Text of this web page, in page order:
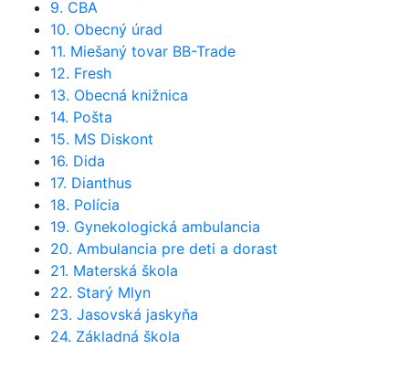
9. CBA
10. Obecný úrad
11. Miešaný tovar BB-Trade
12. Fresh
13. Obecná knižnica
14. Pošta
15. MS Diskont
16. Dida
17. Dianthus
18. Polícia
19. Gynekologická ambulancia
20. Ambulancia pre deti a dorast
21. Materská škola
22. Starý Mlyn
23. Jasovská jaskyňa
24. Základná škola